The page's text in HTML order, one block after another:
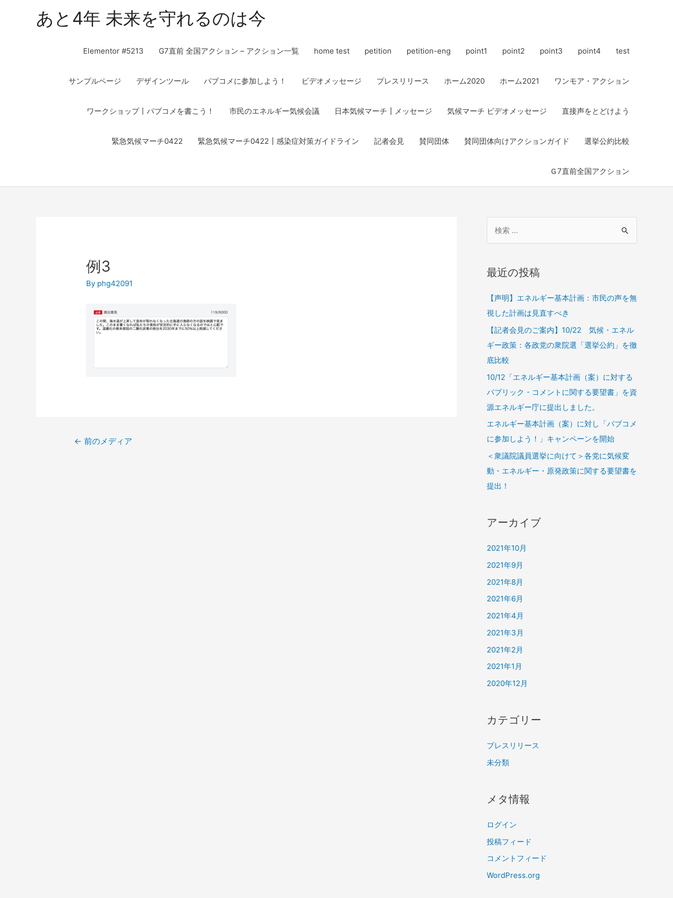
あと4年 未来を守れるのは今
Elementor #5213 G7直前 全国アクション – アクション一覧 home test petition petition-eng point1 point2 point3 point4 test
サンプルページ デザインツール パブコメに参加しよう！ ビデオメッセージ プレスリリース ホーム2020 ホーム2021 ワンモア・アクション
ワークショップ丨パブコメを書こう！ 市民のエネルギー気候会議 日本気候マーチ┃メッセージ 気候マーチ ビデオメッセージ 直接声をとどけよう
緊急気候マーチ0422 緊急気候マーチ0422┃感染症対策ガイドライン 記者会見 賛同団体 賛同団体向けアクションガイド 選挙公約比較
Ｇ7直前全国アクション
例3
By phg42091
← 前のメディア
最近の投稿
【声明】エネルギー基本計画：市民の声を無
視した計画は見直すべき
【記者会見のご案内】10/22 気候・エネル
ギー政策：各政党の衆院選「選挙公約」を徹
底比較
10/12「エネルギー基本計画（案）に対する
パブリック・コメントに関する要望書」を資
源エネルギー庁に提出しました。
エネルギー基本計画（案）に対し「パブコメ
に参加しよう！」キャンペーンを開始
＜衆議院議員選挙に向けて＞各党に気候変
動・エネルギー・原発政策に関する要望書を
提出！
アーカイブ
2021年10月
2021年9月
2021年8月
2021年6月
2021年4月
2021年3月
2021年2月
2021年1月
2020年12月
カテゴリー
プレスリリース
未分類
メタ情報
ログイン
投稿フィード
コメントフィード
WordPress.org